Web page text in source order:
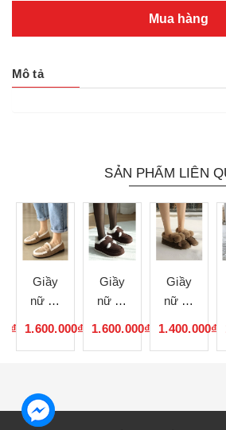
Mua hàng
Mô tả
SẢN PHẨM LIÊN
Giầy
nữ cổ
1.600.000₫
Giầy
nữ cổ
1.600.000₫
Giầy
nữ cổ
1.400.000₫